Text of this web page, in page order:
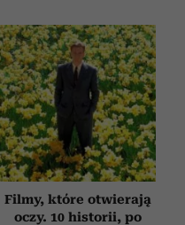
Filmy, które otwierają
oczy. 10 historii, po